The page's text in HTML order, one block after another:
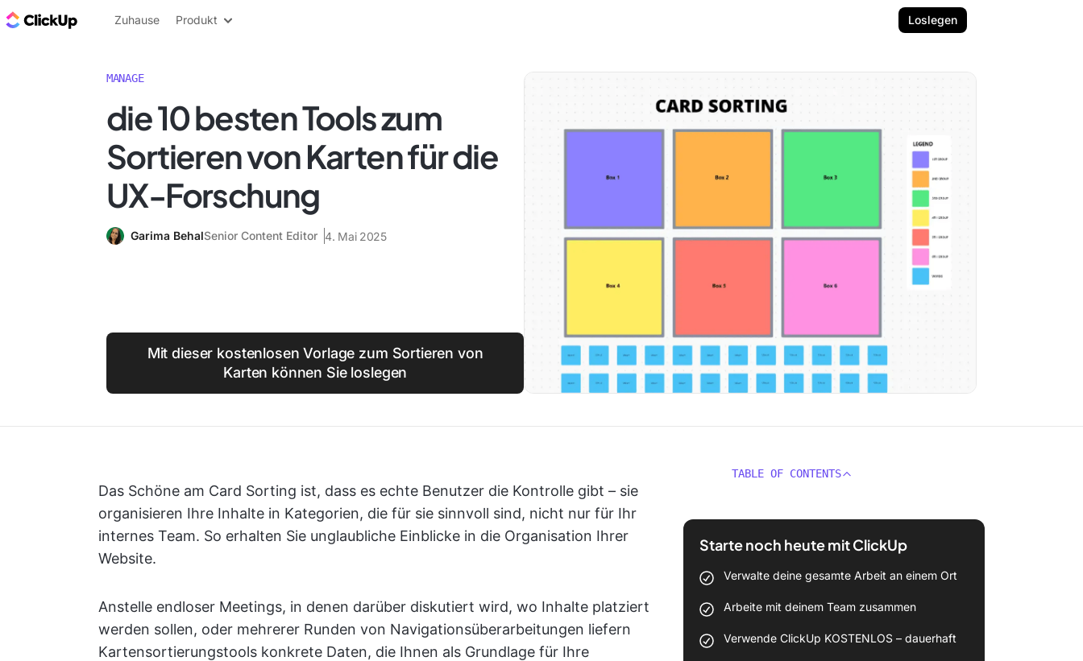
ClickUp Blog
Zuhause Produkt Loslegen
MANAGE
die 10 besten Tools zum
Sortieren von Karten für die
UX-Forschung
Garima BehalSenior Content Editor 4. Mai 2025
Mit dieser kostenlosen Vorlage zum Sortieren von
Karten können Sie loslegen
Das Schöne am Card Sorting ist, dass es echte Benutzer die Kontrolle gibt – sie
organisieren Ihre Inhalte in Kategorien, die für sie sinnvoll sind, nicht nur für Ihr
internes Team. So erhalten Sie unglaubliche Einblicke in die Organisation Ihrer
Website.
Anstelle endloser Meetings, in denen darüber diskutiert wird, wo Inhalte platziert
werden sollen, oder mehrerer Runden von Navigationsüberarbeitungen liefern
Kartensortierungstools konkrete Daten, die Ihnen als Grundlage für Ihre
TABLE OF CONTENTS
Starte noch heute mit ClickUp
Verwalte deine gesamte Arbeit an einem Ort
Arbeite mit deinem Team zusammen
Verwende ClickUp KOSTENLOS – dauerhaft